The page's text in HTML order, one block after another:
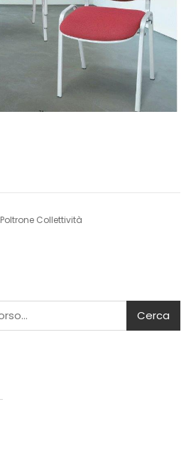
Poltrone Collettività
Cerca